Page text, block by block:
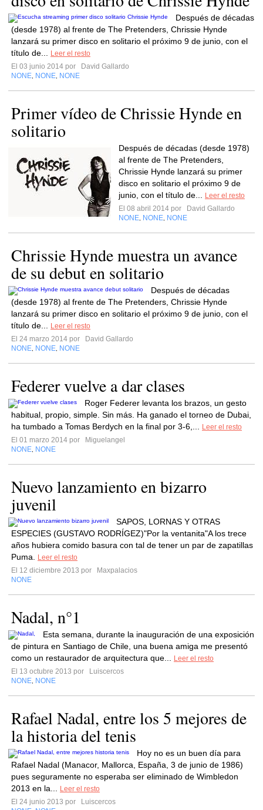
Después de décadas
(desde 1978) al frente de The Pretenders, Chrissie Hynde
lanzará su primer disco en solitario el próximo 9 de junio, con el
título de...
Leer el resto
El 03 junio 2014 por
David Gallardo
NONE NONE NONE
Primer vídeo de Chrissie Hynde en
solitario
Después de décadas (desde 1978)
al frente de The Pretenders,
Chrissie Hynde lanzará su primer
disco en solitario el próximo 9 de
junio, con el título de...
Leer el resto
El 08 abril 2014 por
David Gallardo
NONE NONE NONE
Chrissie Hynde muestra un avance
de su debut en solitario
Después de décadas
(desde 1978) al frente de The Pretenders, Chrissie Hynde
lanzará su primer disco en solitario el próximo 9 de junio, con el
título de...
Leer el resto
El 24 marzo 2014 por
David Gallardo
NONE NONE NONE
Federer vuelve a dar clases
Roger Federer levanta los brazos, un gesto
habitual, propio, simple. Sin más. Ha ganado el torneo de Dubai,
ha tumbado a Tomas Berdych en la final por 3-6,...
Leer el resto
El 01 marzo 2014 por
Miguelangel
NONE NONE
Nuevo lanzamiento en bizarro
juvenil
SAPOS, LORNAS Y OTRAS
ESPECIES (GUSTAVO RODRÍGEZ)"Por la ventanita"A los trece
años hubiera comido basura con tal de tener un par de zapatillas
Puma.
Leer el resto
El 12 diciembre 2013 por
Maxpalacios
NONE
Nadal, n°1
Esta semana, durante la inauguración de una exposición
de pintura en Santiago de Chile, una buena amiga me presentó
como un restaurador de arquitectura que...
Leer el resto
El 13 octubre 2013 por
Luiscercos
NONE NONE
Rafael Nadal, entre los 5 mejores de
la historia del tenis
Hoy no es un buen día para
Rafael Nadal (Manacor, Mallorca, España, 3 de junio de 1986)
pues seguramente no esperaba ser eliminado de Wimbledon
2013 en la...
Leer el resto
El 24 junio 2013 por
Luiscercos